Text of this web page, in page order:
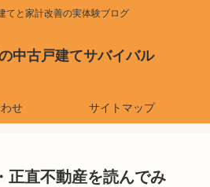
てと家計改善の実体験ブログ
中古戸建てサバイバル
せ サイトマップ
正直不動産を読んでみ